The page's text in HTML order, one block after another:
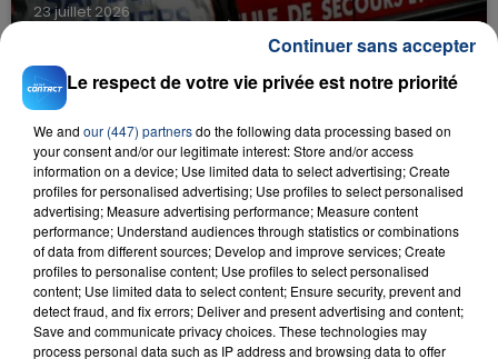
23 juillet 2026
INCENDIE MORTEL À LENS : UNE FEMME ET
SON BÉBÉ ENTRE LA VIE ET LA...
Un homme s'est immolé par le feu après avoir
aspergé sa compagne et leur bébé de trois mois
d'un liquide inflammable.
20 juillet 2026
UNE ADOLESCENTE DEVANT SE FAIRE
OPÉRER DE LA CHEVILLE RESSORT DE LA...
Le respect de votre vie privée est notre priorité
We and our (447) partnersdo the following data processing based on
your consent and/or our legitimate interest: Store and/or access
information on a device; Use limited data to select advertising; Create
profiles for personalised advertising; Use profiles to select personalised
advertising; Measure advertising performance; Measure content
performance; Understand audiences through statistics or combinations
of data from different sources; Develop and improve services; Create
profiles to personalise content; Use profiles to select personalised
content; Use limited data to select content; Ensure security, prevent and
detect fraud, and fix errors; Deliver and present advertising and content;
Save and communicate privacy choices. These technologies may
process personal data such as IP address and browsing data to offer
Continuer sans accepter